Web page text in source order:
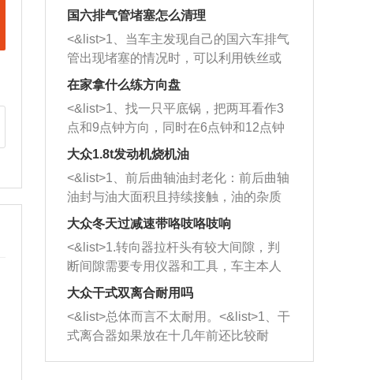
牌，但是中高低端的轮胎都有生产，这
也是为了更好的开拓市场。
国六排气管堵塞怎么清理
<&list>1、当车主发现自己的国六车排气
管出现堵塞的情况时，可以利用铁丝或
者是细棍，直接将杂物给取出来，如果
堵塞情况比较严重，也可以采取应急措
施。 <&list>2、直接利用木棍将所有的
杂物推到排气管里面的位置处，然后将
三元催化器拆解开，就可以将堵塞的东
西取出来。但如果是因为积碳过多引起
的堵塞，就需要将三元催化器泡在草酸
洗剂对堵塞的情况得到解决，将清洗剂
放在燃油箱中，与燃油混合后，车辆启
动时，就可以和汽油一起进入到燃烧
室，最后形成废气排出，就可以让三元
催化器得到清洗，排气管堵塞的情况就
能够得到解决。
在家拿什么练方向盘
<&list>1、找一只平底锅，把两耳看作3
点和9点钟方向，同时在6点钟和12点钟
方向做一个标记。 <&list>2、双手握住
一圈半的练习，往右同样也要打相同的
圈数。 <&list>3、最后强调要反复练
习，这样就可以形成肌肉记忆，在真实
驾驶车辆时，不需要记忆也能打好方
向。
大众1.8t发动机烧机油
<&list>1、前后曲轴油封老化：前后曲轴
油封与油大面积且持续接触，油的杂质
和发动机内持续温度变化使其密封效果
逐渐减弱，导致渗油或漏油。<&list>2、
活塞间隙过大：积碳会使活塞环与缸体
的间隙扩大，导致机油流入燃烧室中，
造成烧机油。<&list>3、机油粘度。使用
机油粘度过小的话，同样会有烧机油现
象，机油粘度过小具有很好的流动性，
大众冬天过减速带咯吱咯吱响
<&list>1.转向器拉杆头有较大间隙，判
断间隙需要专用仪器和工具，车主本人
无法制作，需要将车辆送到修理厂或4s
店；<&list>2.车辆半轴套管防尘罩破
裂，破裂后会出现漏油现象，使半轴磨
损严重，磨损的半轴容易损坏，产生异
响；<&list>3.稳定器的转向胶套和球头
大众干式双离合耐用吗
<&list>总体而言不太耐用。<&list>1、干
式离合器如果放在十几年前还比较耐